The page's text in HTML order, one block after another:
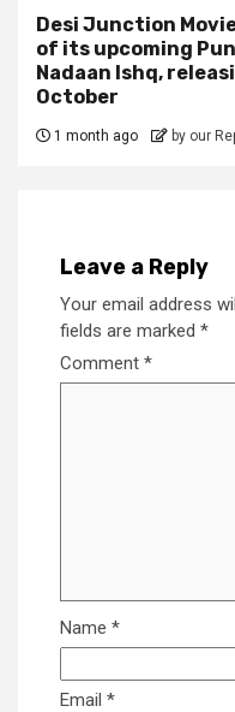
Desi Junction
of its upcoming
Nadaan Ishq,
October
1 month ago by our
Leave a Reply
Your email address
fields are marked *
Comment *
Name *
Email *